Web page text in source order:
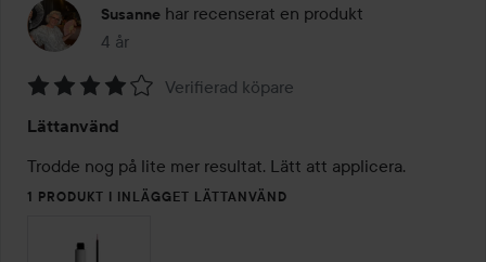
Susanne har recenserat en produkt
4 år
Inlägget skapades 4 år
4
av
5
Verifierad köpare
Lättanvänd
Trodde nog på lite mer resultat. Lätt att applicera.
1 PRODUKT I INLÄGGET LÄTTANVÄND